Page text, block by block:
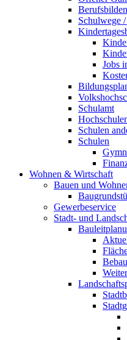
Schulwege
Jobs
Schulamt
Schulen
Schulen
Wohnen & Wirtschaft
Bauen und
Gewerbeservice
Stadt- und